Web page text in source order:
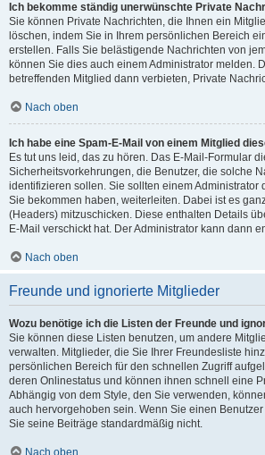
Ich bekomme ständig unerwünschte Private
Sie können Private Nachrichten, die Ihnen ein
löschen, indem Sie in Ihrem persönlichen Bereich
erstellen. Falls Sie belästigende Nachrichten von
können Sie dies auch einem Administrator melden.
betreffenden Mitglied dann verbieten, Private
Nach oben
Ich habe eine Spam-E-Mail von einem Mitglied
Es tut uns leid, das zu hören. Das E-Mail-Formular
Sicherheitsvorkehrungen, die Benutzer, die solche
identifizieren sollen. Sie sollten einem Administrator
Sie bekommen haben, weiterleiten. Dabei ist es
(Headers) mitzuschicken. Diese enthalten Details
E-Mail verschickt hat. Der Administrator kann dann
Nach oben
Freunde und ignorierte Mitglieder
Wozu benötige ich die Listen der Freunde und
Sie können diese Listen benutzen, um andere
verwalten. Mitglieder, die Sie Ihrer Freundesliste
persönlichen Bereich für den schnellen Zugriff
deren Onlinestatus und können ihnen schnell eine
Abhängig von dem Style, den Sie verwenden,
auch hervorgehoben sein. Wenn Sie einen
Sie seine Beiträge standardmäßig nicht.
Nach oben